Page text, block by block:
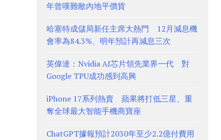
年曾嘆難敵內地平價貨
哈塞特成儲局新任主席大熱門 12月減息機
會率為84.3%、明年預計再減息三次
英偉達：Nvidia AI芯片領先業界一代 對
Google TPU成功感到高興
iPhone 17系列熱賣 蘋果將打低三星、重
奪全球最大智能手機商寶座
ChatGPT據報預計2030年至少2.2億付費用